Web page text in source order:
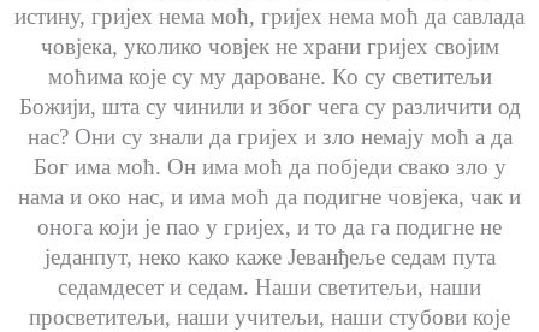
истину, гријех нема моћ, гријех нема моћ да савлада
човјека, уколико човјек не храни гријех својим
моћима које су му дароване. Ко су светитељи
Божији, шта су чинили и због чега су различити од
нас? Они су знали да гријех и зло немају моћ а да
Бог има моћ. Он има моћ да побједи свако зло у
нама и око нас, и има моћ да подигне човјека, чак и
онога који је пао у гријех, и то да га подигне не
једанпут, неко како каже Јеванђеље седам пута
седамдесет и седам. Наши светитељи, наши
просветитељи, наши учитељи, наши стубови које